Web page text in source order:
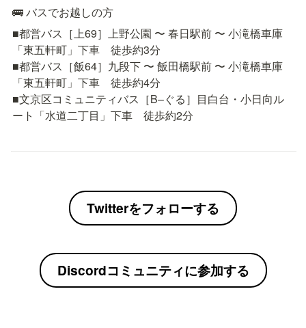
🚌 バスでお越しの方
■都営バス［上69］上野公園 〜 春日駅前 〜 小滝橋車庫
「東五軒町」下車　徒歩約3分
■都営バス［飯64］九段下 〜 飯田橋駅前 〜 小滝橋車庫
「東五軒町」下車　徒歩約4分
■文京区コミュニティバス［B–ぐる］目白台・小日向ル
ート「水道二丁目」下車　徒歩約2分
Twitterをフォローする
Discordコミュニティに参加する